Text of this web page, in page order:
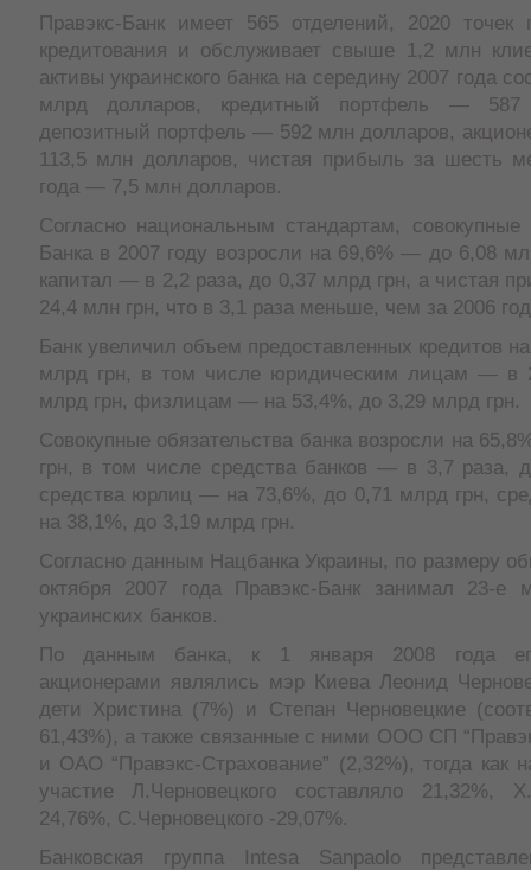
Правэкс-Банк имеет 565 отделений, 2020 точек
кредитования и обслуживает свыше 1,2 млн
активы украинского банка на середину 2007 года
млрд долларов, кредитный портфель — 587
депозитный портфель — 592 млн долларов,
113,5 млн долларов, чистая прибыль за шесть
года — 7,5 млн долларов.
Согласно национальным стандартам, совокупные
Банка в 2007 году возросли на 69,6% — до 6,08
капитал — в 2,2 раза, до 0,37 млрд грн, а чистая
24,4 млн грн, что в 3,1 раза меньше, чем за 2006
Банк увеличил объем предоставленных кредитов
млрд грн, в том числе юридическим лицам — в
млрд грн, физлицам — на 53,4%, до 3,29 млрд грн.
Совокупные обязательства банка возросли на
грн, в том числе средства банков — в 3,7 раза,
средства юрлиц — на 73,6%, до 0,71 млрд грн,
на 38,1%, до 3,19 млрд грн.
Согласно данным Нацбанка Украины, по размеру
октября 2007 года Правэкс-Банк занимал 23-е
украинских банков.
По данным банка, к 1 января 2008 года
акционерами являлись мэр Киева Леонид
дети Христина (7%) и Степан Черновецкие
61,43%), а также связанные с ними ООО СП
и ОАО “Правэкс-Страхование” (2,32%), тогда как
участие Л.Черновецкого составляло 21,32%,
24,76%, С.Черновецкого -29,07%.
Банковская группа Intesa Sanpaolo